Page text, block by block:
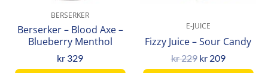
BERSERKER
Berserker – Blood Axe –
Blueberry Menthol
kr 329
E-JUICE
Fizzy Juice – Sour Candy
kr229 kr209